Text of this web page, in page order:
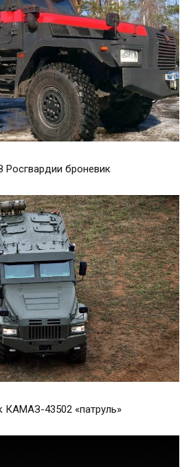
броневик
КАМАЗ-43502 «патруль»